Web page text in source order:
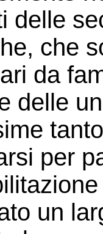
delle
che
da
delle
per
un